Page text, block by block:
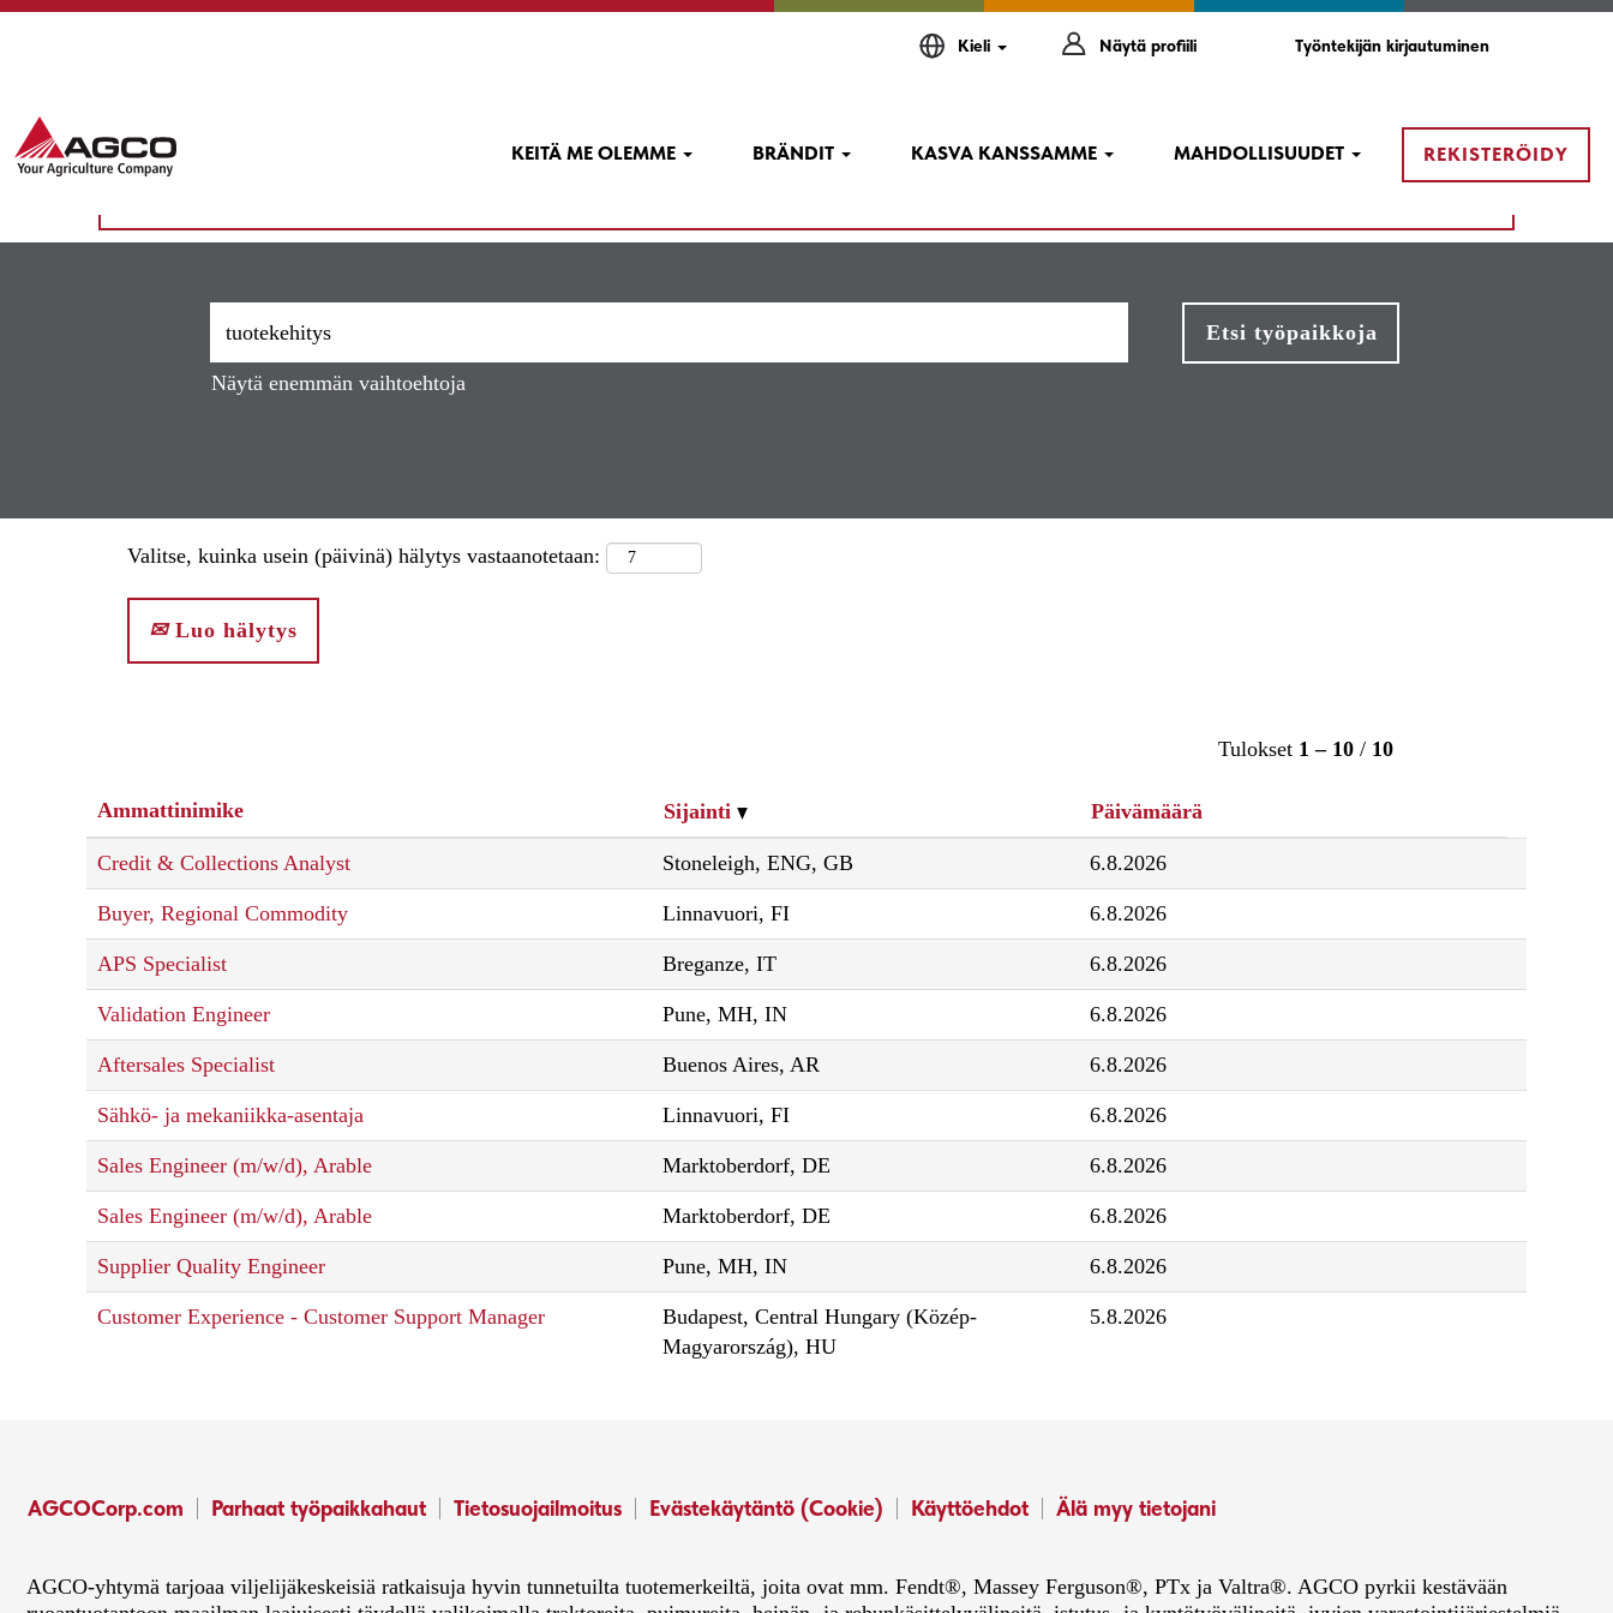
Kieli Näytä profiili Työntekijän kirjautuminen
KEITÄ ME OLEMME BRÄNDIT KASVA KANSSAMME MAHDOLLISUUDET REKISTERÖIDY
Tällä hetkellä ei ole hakua "
" vastaavia avoimia työpaikkoja.
Näytä enemmän vaihtoehtoja
Valitse, kuinka usein (päivinä) hälytys vastaanotetaan:
Luo hälytys
Tulokset 1 – 10 / 10
Ammattinimike Sijainti Päivämäärä
Credit & Collections Analyst Stoneleigh, ENG, GB 6.8.2026
Buyer, Regional Commodity Linnavuori, FI 6.8.2026
APS Specialist Breganze, IT 6.8.2026
Validation Engineer Pune, MH, IN 6.8.2026
Aftersales Specialist Buenos Aires, AR 6.8.2026
Sähkö- ja mekaniikka-asentaja Linnavuori, FI 6.8.2026
Sales Engineer (m/w/d), Arable Marktoberdorf, DE 6.8.2026
Sales Engineer (m/w/d), Arable Marktoberdorf, DE 6.8.2026
Supplier Quality Engineer Pune, MH, IN 6.8.2026
Customer Experience - Customer Support Manager
Budapest, Central Hungary (Közép-
Magyarország), HU
5.8.2026
AGCOCorp.com Parhaat työpaikkahaut Tietosuojailmoitus Evästekäytäntö (Cookie) Käyttöehdot Älä myy tietojani
AGCO-yhtymä tarjoaa viljelijäkeskeisiä ratkaisuja hyvin tunnetuilta tuotemerkeiltä, joita ovat mm. Fendt®, Massey Ferguson®, PTx ja Valtra®. AGCO pyrkii kestävään